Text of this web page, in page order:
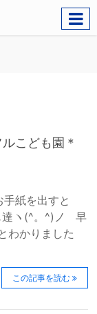
ども園＊
紙を出すと
達ヽ(^。^)ノ 早
わかりました
この記事を読む